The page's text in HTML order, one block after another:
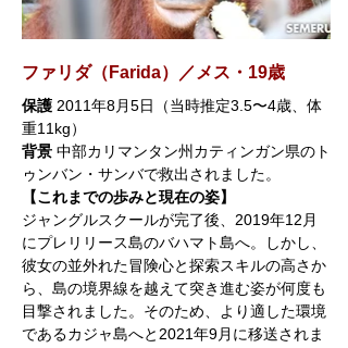
ファリダ（Farida）／メス・19歳
保護 2011年8月5日（当時推定3.5〜4歳、体
重11kg）
背景 中部カリマンタン州カティンガン県のト
ゥンバン・サンバで救出されました。
【これまでの歩みと現在の姿】
ジャングルスクールが完了後、2019年12月
にプレリリース島のバハマト島へ。しかし、
彼女の並外れた冒険心と探索スキルの高さか
ら、島の境界線を越えて突き進む姿が何度も
目撃されました。そのため、より適した環境
であるカジャ島へと2021年9月に移送されま